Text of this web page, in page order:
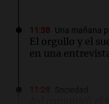
11:38 Una mañana
El orgullo y el
en una